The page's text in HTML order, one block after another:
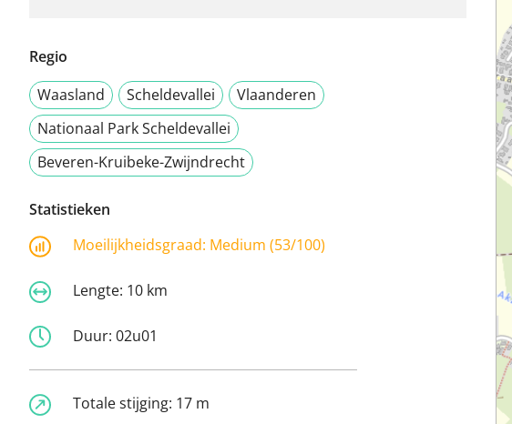
Regio
Waasland
Scheldevallei
Vlaanderen
Nationaal Park Scheldevallei
Beveren-Kruibeke-Zwijndrecht
Statistieken
Moeilijkheidsgraad: Medium (53/100)
Lengte: 10 km
Duur: 02u01
Totale stijging: 17 m